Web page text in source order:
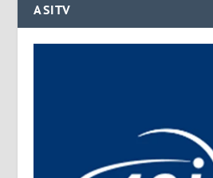
ASITV